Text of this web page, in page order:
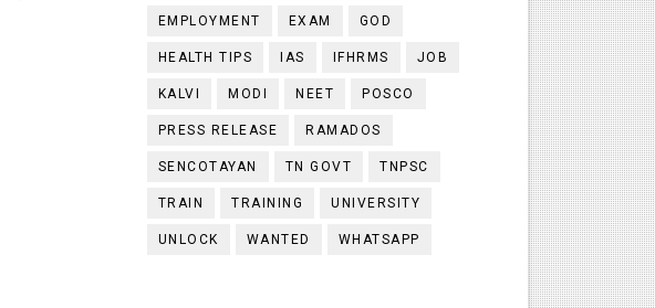
EMPLOYMENT EXAM GOD
HEALTH TIPS IAS IFHRMS JOB
KALVI MODI NEET POSCO
PRESS RELEASE RAMADOS
SENCOTAYAN TN GOVT TNPSC
TRAIN TRAINING UNIVERSITY
UNLOCK WANTED WHATSAPP